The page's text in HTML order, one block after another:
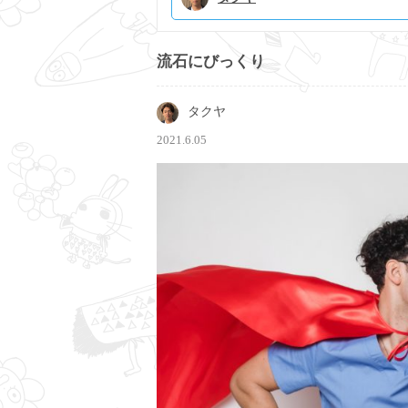
流石にびっくり
タクヤ
2021.6.05